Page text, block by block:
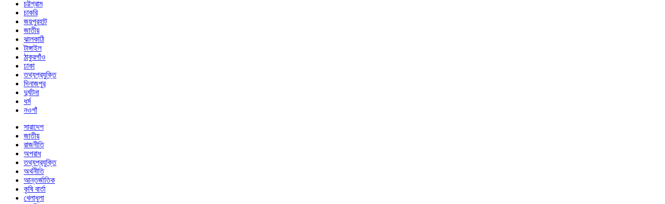
চট্টগ্রাম
চাকরি
জয়পুরহাট
জাতীয়
ঝালকাঠি
টাঙ্গাইল
ঠাকুরগাঁও
ঢাকা
তথ্যপ্রযুক্তি
দিনাজপুর
দুর্ঘটনা
ধর্ম
নওগাঁ
সারাদেশ
জাতীয়
রাজনীতি
অপরাধ
তথ্যপ্রযুক্তি
অর্থনীতি
আন্তর্জাতিক
কৃষি বার্তা
খেলাধুলা